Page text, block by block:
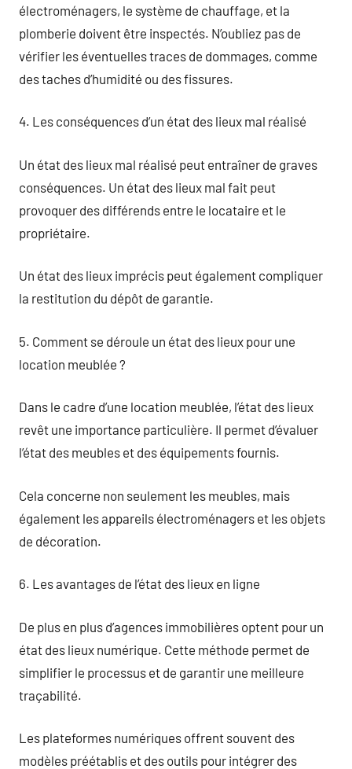
électroménagers, le système de chauffage, et la
plomberie doivent être inspectés. N’oubliez pas de
vérifier les éventuelles traces de dommages, comme
des taches d’humidité ou des fissures.
4. Les conséquences d’un état des lieux mal réalisé
Un état des lieux mal réalisé peut entraîner de graves
conséquences. Un état des lieux mal fait peut
provoquer des différends entre le locataire et le
propriétaire.
Un état des lieux imprécis peut également compliquer
la restitution du dépôt de garantie.
5. Comment se déroule un état des lieux pour une
location meublée ?
Dans le cadre d’une location meublée, l’état des lieux
revêt une importance particulière. Il permet d’évaluer
l’état des meubles et des équipements fournis.
Cela concerne non seulement les meubles, mais
également les appareils électroménagers et les objets
de décoration.
6. Les avantages de l’état des lieux en ligne
De plus en plus d’agences immobilières optent pour un
état des lieux numérique. Cette méthode permet de
simplifier le processus et de garantir une meilleure
traçabilité.
Les plateformes numériques offrent souvent des
modèles préétablis et des outils pour intégrer des